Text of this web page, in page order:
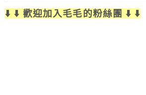
⬇️ ⬇️ 歡迎加入毛毛的粉絲團 ⬇️ ⬇️